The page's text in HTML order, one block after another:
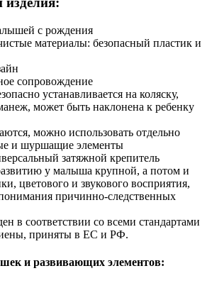
с рождения
материалы: безопасный пластик и
сопровождение
устанавливается на коляску,
может быть наклонена к ребенку
можно использовать отдельно
и шуршащие элементы
затяжной крепитель
у малыша крупной, а потом и
цветового и звукового восприятия,
причинно-следственных
в соответствии со всеми стандартами
приняты в ЕС и РФ.
и развивающих элементов: